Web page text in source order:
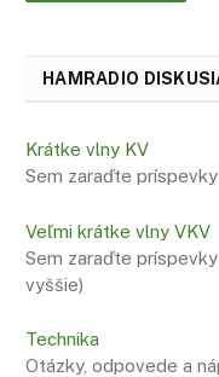
HAMRADIO
Krátke vlny KV
Sem zaraďte
Veľmi krátke vlny VKV
Sem zaraďte
vyššie)
Technika
Otázky, odpovede a